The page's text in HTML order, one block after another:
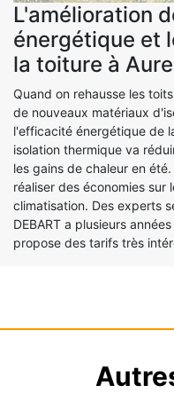
L'amélioration
énergétique et
la toiture à
Quand on rehausse les
de nouveaux matériaux
l'efficacité énergétique de
isolation thermique va
les gains de chaleur en
réaliser des économies
climatisation. Des experts
DEBART a plusieurs
propose des tarifs très